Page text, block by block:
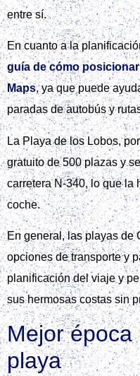
entre sí.
En cuanto a la
guía de cómo
Maps, ya que puede
paradas de autobús y
La Playa de los Lobos,
gratuito de 500 plazas y
carretera N-340, lo que la
coche.
En general, las playas de
opciones de transporte y
planificación del viaje y
sus hermosas costas sin
Mejor época
playa